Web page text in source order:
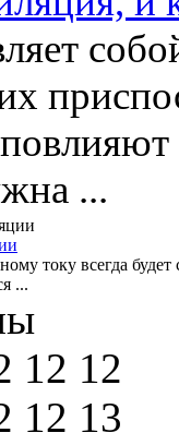
...
току всегда
...
12 12
12 13